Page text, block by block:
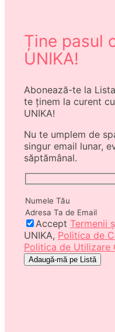
Ține pasul
UNIKA!
Abonează-te la
te ținem la curent
UNIKA!
Nu te umplem de
singur email lunar,
săptămânal.
Accept Termenii
UNIKA, Politica de
Politica de Utilizare